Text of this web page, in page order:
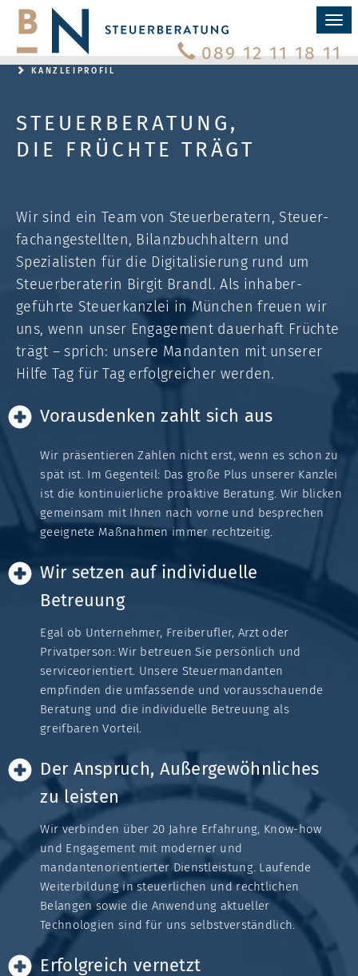
Menü
ein-/
089 12 11 18 11
KANZLEIPROFIL
STEUERBERATUNG,
DIE FRÜCHTE TRÄGT
Wir sind ein Team von Steuer­beratern, Steuer­
fach­an­ge­stellten, Bilanz­buch­haltern und
Spezia­listen für die Digitali­sierung rund um
Steuer­beraterin Birgit Brandl. Als inhaber­
geführte Steuer­kanzlei in München freuen wir
uns, wenn unser Engage­ment dauer­haft Früchte
trägt – sprich: unsere Man­dan­ten mit unserer
Hilfe Tag für Tag erfolg­reicher werden.
Vorausdenken zahlt sich aus
Wir präsentieren Zahlen nicht erst, wenn es schon zu
spät ist. Im Gegenteil: Das große Plus unserer Kanzlei
ist die kontinuierliche proaktive Beratung. Wir blicken
gemeinsam mit Ihnen nach vorne und besprechen
geeignete Maßnahmen immer rechtzeitig.
Wir setzen auf individuelle
Betreuung
Egal ob Unternehmer, Freiberufler, Arzt oder
Privatperson: Wir betreuen Sie persönlich und
serviceorientiert. Unsere Steuermandanten
empfinden die umfassende und vorausschauende
Beratung und die individuelle Betreuung als
greifbaren Vorteil.
Der Anspruch, Außergewöhnliches
zu leisten
Wir verbinden über 20 Jahre Erfahrung, Know-how
und Engagement mit moderner und
mandantenorientierter Dienstleistung. Laufende
Weiterbildung in steuerlichen und rechtlichen
Belangen sowie die Anwendung aktueller
Technologien sind für uns selbstverständlich.
Erfolgreich vernetzt